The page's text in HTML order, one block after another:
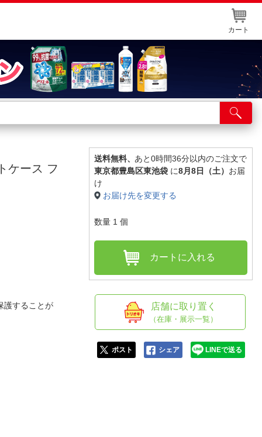
カート
舗サービス
ト取り置き
情報・店舗一覧
ケース フ
護することが
送料無料、 あと0時間36分以内のご注文で
東京都豊島区東池袋 に8月8日（土） お届
け
お届け先を変更する
数量 1 個
カートに入れる
店舗に取り置く
（在庫・展示一覧）
ポスト シェア LINEで送る